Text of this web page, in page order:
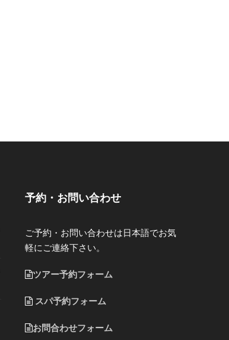
予約・お問い合わせ
ご予約・お問い合わせは日本語でお気
軽にご連絡下さい。
ツアー予約フォーム
スパ予約フォーム
お問合わせフォーム